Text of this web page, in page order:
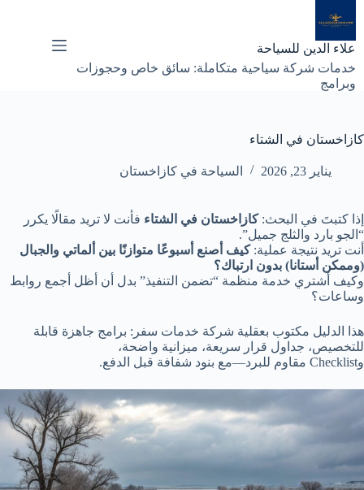
إلى
المحتوى
علاء الدين للسياحة
خدمات شركة سياحية متكاملة: سائق خاص وحجوزات
وبرامج
كازاخستان في الشتاء
يناير 23, 2026 السياحة في كازاخستان
إذا كتبتَ في البحث:كازاخستان في الشتاء فأنت لا تريد مقالًا يكرر
“الجو بارد والثلج جميل”.
أنت تريد نتيجة عملية:كيف أصنع أسبوعًا متوازنًا بين ألماتي والجبال
(وممكن أستانا) بدون ارتباك؟
وكيف أشتري خدمة منظمة “تضمن التنفيذ” بدل أن أظل أجمع روابط
وساعات؟
هذا الدليل مكتوب بعقلية شركة خدمات سفر: برامج جاهزة قابلة
للتخصيص، جداول قرار سريعة، ميزانية واضحة،
وChecklist مقاوم للبرد—مع بنود شفافة قبل الدفع.